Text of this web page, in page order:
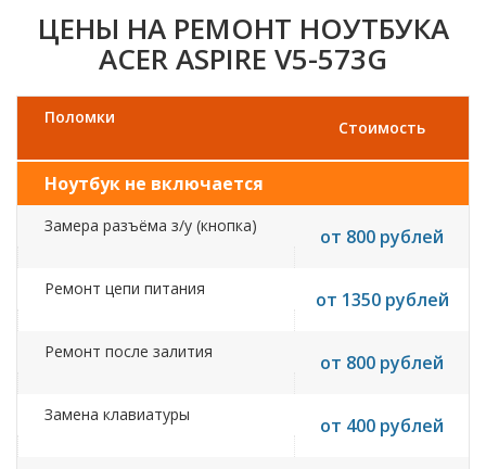
ЦЕНЫ НА РЕМОНТ НОУТБУКА
ACER ASPIRE V5-573G
Поломки
Стоимость
Ноутбук не включается
Замера разъёма з/у (кнопка) от 800 рублей
Ремонт цепи питания от 1350 рублей
Ремонт после залития от 800 рублей
Замена клавиатуры от 400 рублей